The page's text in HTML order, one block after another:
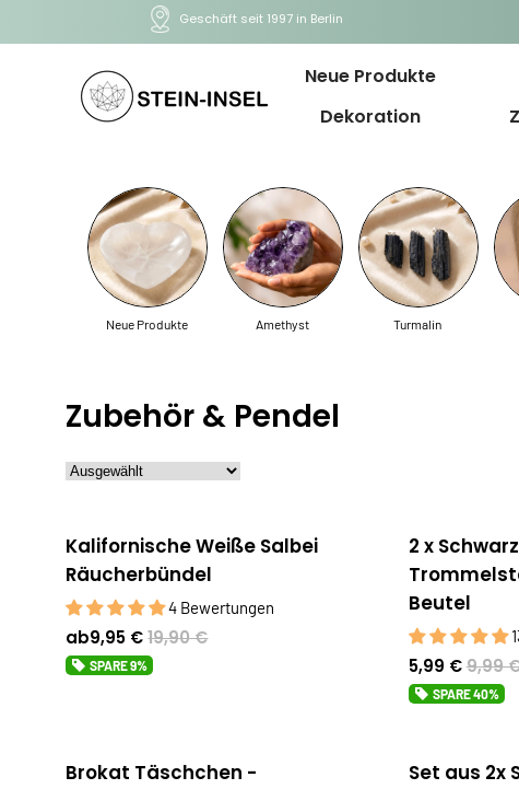
Geschäft seit 1997 in Berlin
Neue Produkte
Dekoration
Neue Produkte Amethyst Turmalin
Zubehör & Pendel
Sale
Kalifornische Weiße Salbei
Räucherbündel
4 Bewertungen
ab 19,90 €
9,95 €
SPARE9%
Bestseller
2 x
Beutel
9,99
5,99 €
SPARE40%
Brokat Täschchen -
Sale
Set aus 2x